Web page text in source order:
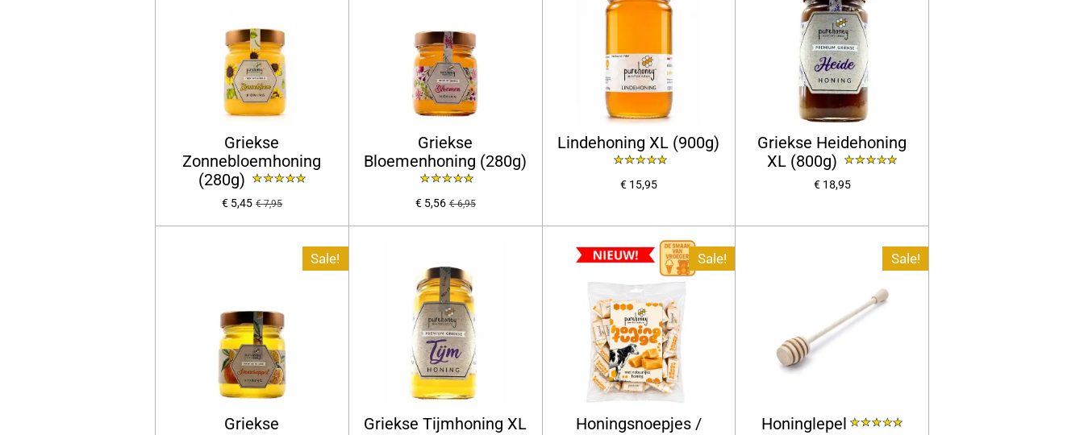
Griekse
Zonnebloemhoning
(280g)
€ 5,45 € 7,95
Griekse
Bloemenhoning (280g)
€ 5,56 € 6,95
Lindehoning XL (900g)
€ 15,95
Griekse Heidehoning
XL (800g)
€ 18,95
Sale!
Griekse
Griekse Tijmhoning XL
Sale!
Honingsnoepjes /
Sale!
Honinglepel